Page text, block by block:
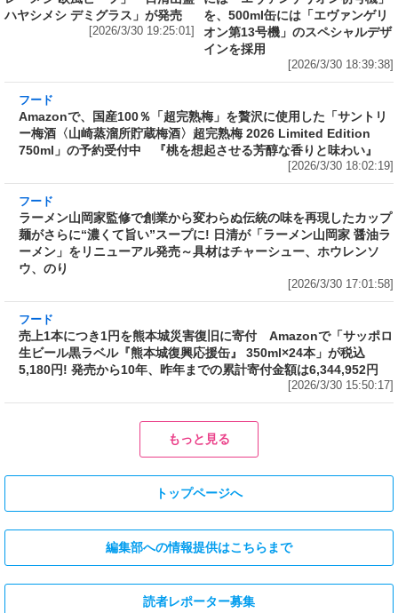
フード
Amazonで、国産100％「超完熟梅」を贅沢に使
用した「サントリー梅酒〈山崎蒸溜所貯蔵梅
酒〉超完熟梅 2026 Limited Edition 750ml」の
予約受付中 『桃を想起させる芳醇な香りと味
[2026/3/30 18:02:19]
フード
ラーメン山岡家監修で創業から変わらぬ伝統の
味を再現したカップ麺がさらに“濃くて旨い”ス
ン」をリニューアル発売～具材はチャーシュ
ー、ホウレンソウ、のり
[2026/3/30 17:01:58]
売上1本につき1円を熊本城災害復旧に寄付 Amazonで「サッポロ
生ビール黒ラベル『熊本城復興応援缶』 350ml×24本」が税込
5,180円! 発売から10年、昨年までの累計寄付金額は6,344,952円
[2026/3/30 15:50:17]
フード
川料理! 日清食品が「カップヌー
[2026/3/30 15:42:35]
フード
サガミが「晦日そば」を明日31日
「時間無制限」の挑戦枠は税込
4,400円
熱湯5分でふっくら白ご飯! カレーや納豆、牛丼の具も余裕で入って
お皿いらずの新提案! 「日清ふっくら釜炊き ごはん」が本日30日
(月)発売～常温で1年保存可能。電子レンジがないオフィスやアウ